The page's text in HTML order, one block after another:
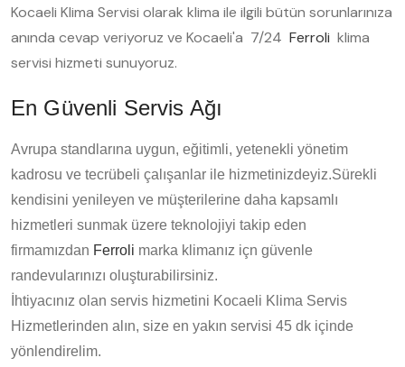
Kocaeli Klima Servisi olarak klima ile ilgili bütün sorunlarınıza
anında cevap veriyoruz ve Kocaeli'a 7/24 Ferroli klima
servisi hizmeti sunuyoruz.
En Güvenli Servis Ağı
Avrupa standlarına uygun, eğitimli, yetenekli yönetim
kadrosu ve tecrübeli çalışanlar ile hizmetinizdeyiz.Sürekli
kendisini yenileyen ve müşterilerine daha kapsamlı
hizmetleri sunmak üzere teknolojiyi takip eden
firmamızdan Ferroli marka klimanız içn güvenle
randevularınızı oluşturabilirsiniz.
İhtiyacınız olan servis hizmetini Kocaeli Klima Servis
Hizmetlerinden alın, size en yakın servisi 45 dk içinde
yönlendirelim.